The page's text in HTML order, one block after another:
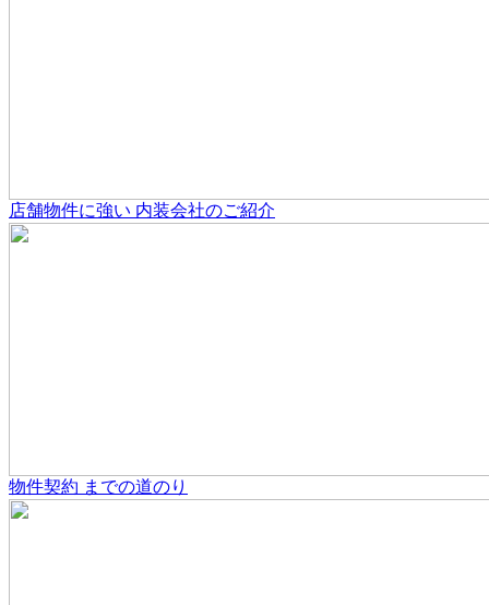
店舗物件に強い 内装会社のご紹介
物件契約 までの道のり